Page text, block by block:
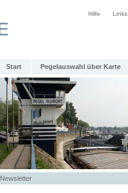
Hilfe Links
Start Pegelauswahl über Karte
Newsletter